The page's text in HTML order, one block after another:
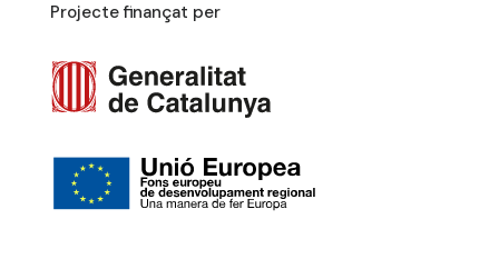
Projecte finançat per